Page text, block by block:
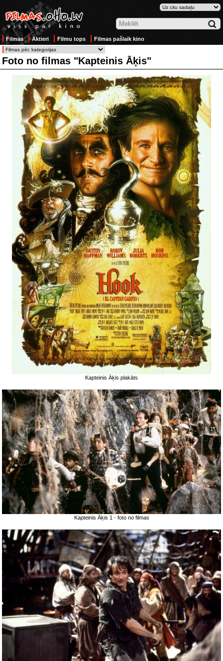
Filmas Aktieri Filmu tops Filmas pašlaik kino
Foto no filmas "Kapteinis Āķis"
Kapteinis Āķis plakāts
Kapteinis Āķis 1 - foto no filmas